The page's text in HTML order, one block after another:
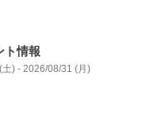
ト情報
) - 2026/08/31 (月)